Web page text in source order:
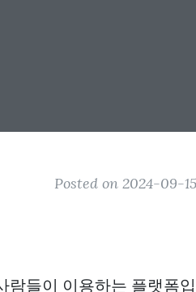
Posted on 2024-09-15
람들이 이용하는 플랫폼